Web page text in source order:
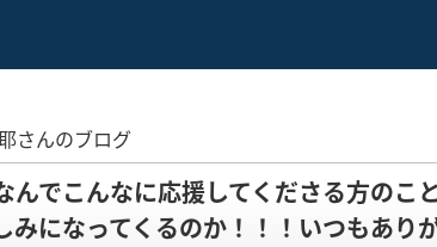
さんのブログ
んでこんなに応援してくださる方のこ
みになってくるのか！！！いつもあり